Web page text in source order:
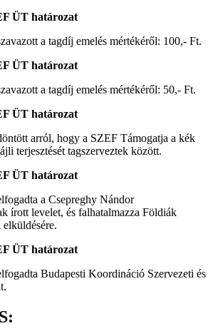
ÜT határozat
a tagdíj emelés mértékéről: 100,- Ft.
ÜT határozat
a tagdíj emelés mértékéről: 50,- Ft.
ÜT határozat
arról, hogy a SZEF Támogatja a kék
terjesztését tagszerveztek között.
ÜT határozat
a Csepreghy Nándor
írott levelet, és falhatalmazza Földiák
ÜT határozat
Budapesti Koordináció Szervezeti és